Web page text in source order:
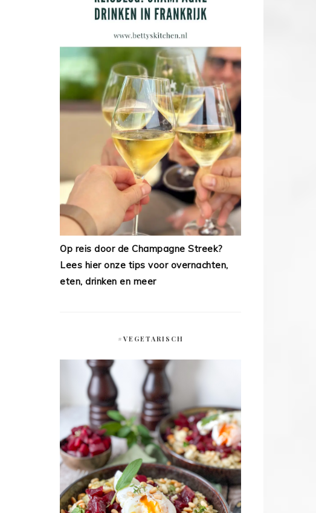
Op reis door de Champagne Streek?
Lees hier onze tips voor overnachten,
eten, drinken en meer
#VEGETARISCH